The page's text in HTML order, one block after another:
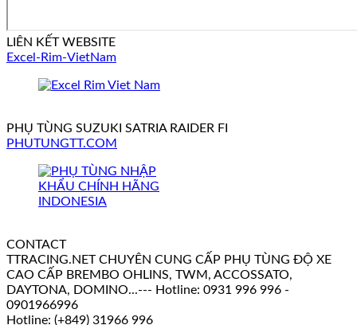
LIÊN KẾT WEBSITE
Excel-Rim-VietNam
PHỤ TÙNG SUZUKI SATRIA RAIDER FI
PHUTUNGTT.COM
CONTACT
TTRACING.NET CHUYÊN CUNG CẤP PHỤ TÙNG ĐỘ XE
CAO CẤP BREMBO OHLINS, TWM, ACCOSSATO,
DAYTONA, DOMINO...--- Hotline: 0931 996 996 -
0901966996
Hotline: (+849) 31966 996